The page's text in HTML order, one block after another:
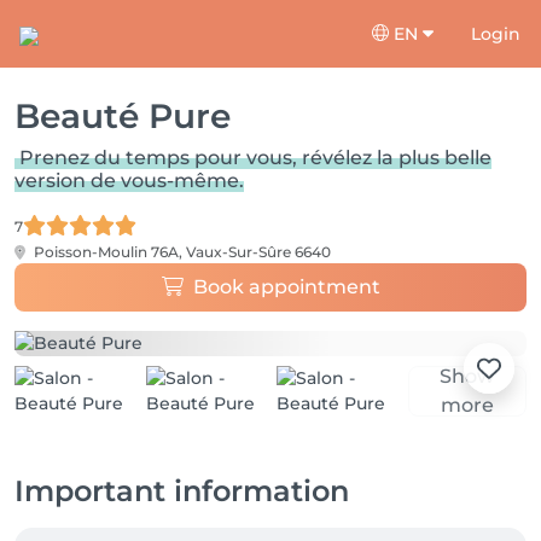
EN Login
Beauté Pure
Prenez du temps pour vous, révélez la plus belle
version de vous-même.
7
Poisson-Moulin 76A, Vaux-Sur-Sûre 6640
Book appointment
Show
more
Important information